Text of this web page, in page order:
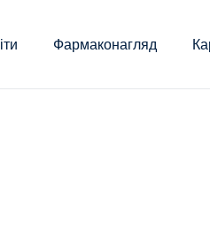
Фармаконагляд